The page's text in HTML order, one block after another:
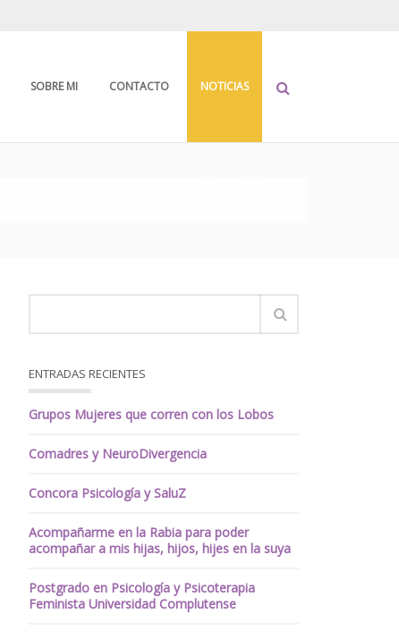
SOBRE MI CONTACTO NOTICIAS
ENTRADAS RECIENTES
Grupos Mujeres que corren con los Lobos
Comadres y NeuroDivergencia
Concora Psicología y SaluZ
Acompañarme en la Rabia para poder
acompañar a mis hijas, hijos, hijes en la suya
Postgrado en Psicología y Psicoterapia
Feminista Universidad Complutense